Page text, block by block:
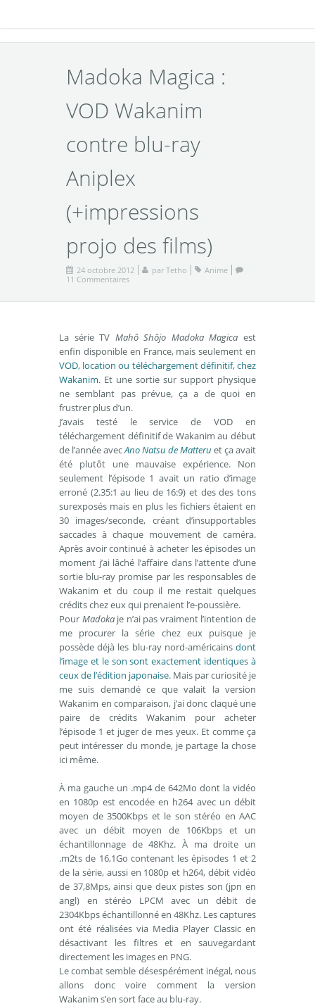
Madoka Magica :
VOD Wakanim
contre blu-ray
Aniplex
(+impressions
projo des films)
24 octobre 2012 par Tetho
Anime
11 Commentaires
La série TV Mahô Shôjo Madoka Magica est
enfin disponible en France, mais seulement en
VOD, location ou téléchargement définitif, chez
Wakanim. Et une sortie sur support physique
ne semblant pas prévue, ça a de quoi en
frustrer plus d’un.
J’avais testé le service de VOD en
téléchargement définitif de Wakanim au début
de l’année avecAno Natsu de Matteru et ça avait
été plutôt une mauvaise expérience. Non
seulement l’épisode 1 avait un ratio d’image
erroné (2.35:1 au lieu de 16:9) et des des tons
surexposés mais en plus les fichiers étaient en
30 images/seconde, créant d’insupportables
saccades à chaque mouvement de caméra.
Après avoir continué à acheter les épisodes un
moment j’ai lâché l’affaire dans l’attente d’une
sortie blu-ray promise par les responsables de
Wakanim et du coup il me restait quelques
crédits chez eux qui prenaient l’e-poussière.
Pour Madokaje n’ai pas vraiment l’intention de
me procurer la série chez eux puisque je
possède déjà les blu-ray nord-américains dont
l’image et le son sont exactement identiques à
ceux de l’édition japonaise. Mais par curiosité je
me suis demandé ce que valait la version
Wakanim en comparaison, j’ai donc claqué une
paire de crédits Wakanim pour acheter
l’épisode 1 et juger de mes yeux. Et comme ça
peut intéresser du monde, je partage la chose
ici même.
À ma gauche un .mp4 de 642Mo dont la vidéo
en 1080p est encodée en h264 avec un débit
moyen de 3500Kbps et le son stéréo en AAC
avec un débit moyen de 106Kbps et un
échantillonnage de 48Khz. À ma droite un
.m2ts de 16,1Go contenant les épisodes 1 et 2
de la série, aussi en 1080p et h264, débit vidéo
de 37,8Mps, ainsi que deux pistes son (jpn en
angl) en stéréo LPCM avec un débit de
2304Kbps échantillonné en 48Khz. Les captures
ont été réalisées via Media Player Classic en
désactivant les filtres et en sauvegardant
directement les images en PNG.
Le combat semble désespérément inégal, nous
allons donc voire comment la version
Wakanim s’en sort face au blu-ray.